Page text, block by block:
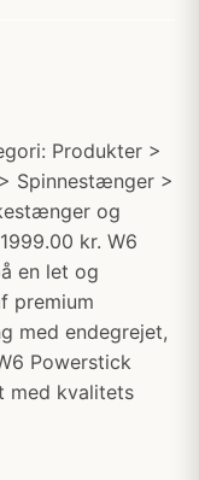
Produkter >
Spinnestænger >
og
kr. W6
en let og
premium
med endegrejet,
Powerstick
med kvalitets